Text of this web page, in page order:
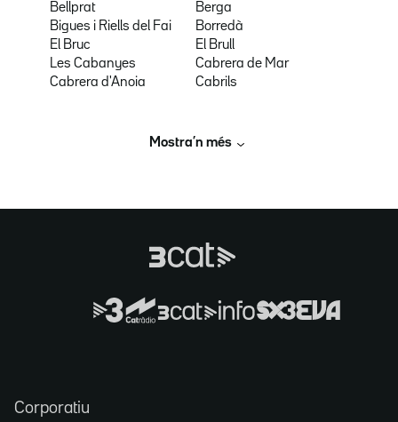
Bellprat
Berga
Bigues i Riells del Fai
Borredà
El Bruc
El Brull
Les Cabanyes
Cabrera de Mar
Cabrera d'Anoia
Cabrils
Mostra’n més
Corporatiu